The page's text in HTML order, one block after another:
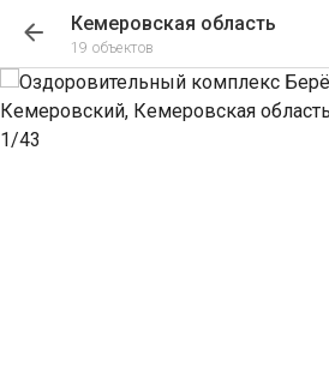
Кемеровская область
19 объектов
1/43